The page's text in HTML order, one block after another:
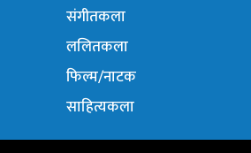
संगीतकला
ललितकला
फिल्म/नाटक
साहित्यकला